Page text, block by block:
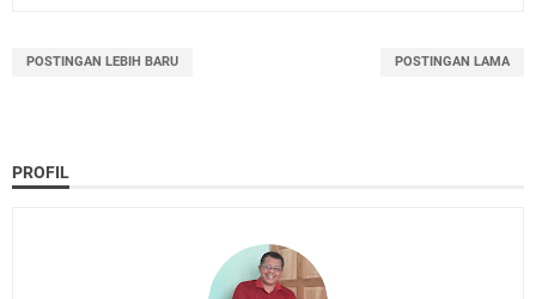
POSTINGAN LEBIH BARU POSTINGAN LAMA
PROFIL